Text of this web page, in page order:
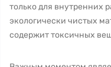
только для внутренних
экологически чистых
содержит токсичных